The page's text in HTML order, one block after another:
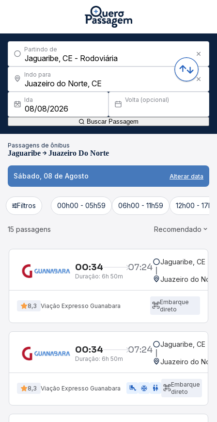
Partindo de
Indo para
Ida Volta (opcional)
Buscar Passagem
Passagens de ônibus
Jaguaribe Juazeiro Do Norte
Sábado, 08 de Agosto Alterar data
Filtros 00h00 - 05h59 06h00 - 11h59 12h00 -
15 passagens Recomendado
00:34 07:24
Duração: 6h 50m
Jaguaribe, CE -
Juazeiro do
8,3 Viação Expresso Guanabara
Embarque
direto
00:34 07:24
Duração: 6h 50m
Jaguaribe, CE -
Juazeiro do
8,3 Viação Expresso Guanabara airline_seat_legroom_extra ac_unit wc
Embarque
direto